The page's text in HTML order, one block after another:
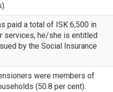
paid a total of ISK 6,500 in
services, he/she is entitled
by the Social Insurance
were members of
(50.8 per cent).